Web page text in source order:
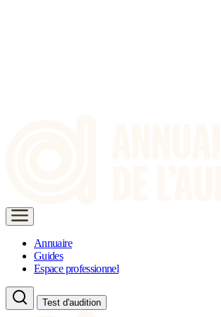
Annuaire
Guides
Espace professionnel
Test d'audition